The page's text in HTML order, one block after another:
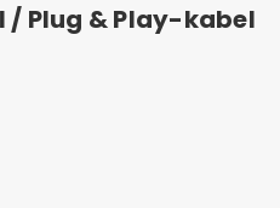
Plug & Play-kabel